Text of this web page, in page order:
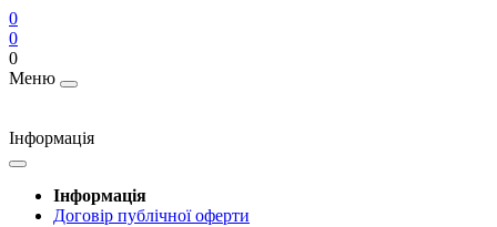
0
0
0
Меню
Інформація
Інформація
Договір публічної оферти